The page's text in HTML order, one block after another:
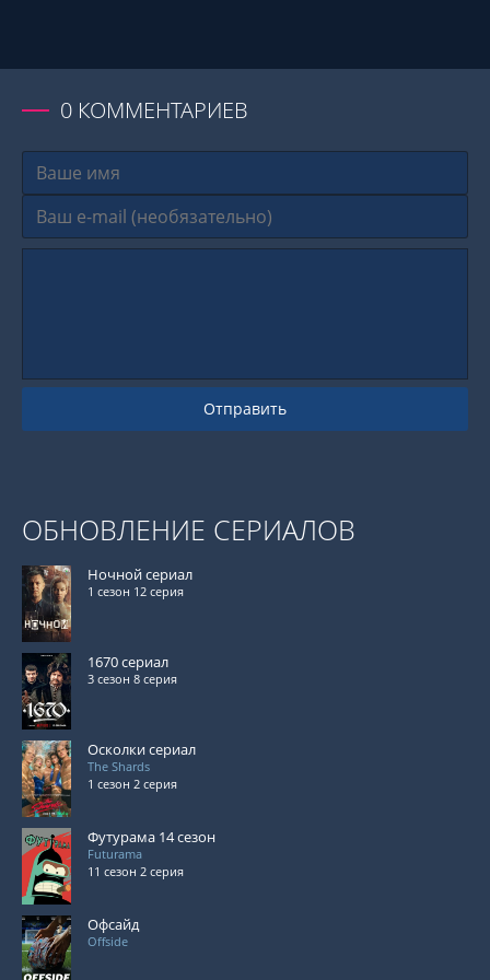
0 КОММЕНТАРИЕВ
Отправить
ОБНОВЛЕНИЕ СЕРИАЛОВ
Ночной сериал
1 сезон 12 серия
1670 сериал
3 сезон 8 серия
Осколки сериал
The Shards
1 сезон 2 серия
Футурама 14 сезон
Futurama
11 сезон 2 серия
Офсайд
Offside